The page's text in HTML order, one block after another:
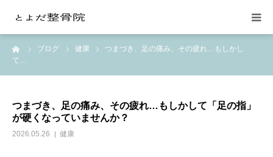
ブログ 健康
つまづき、足の痛み、その疲れ…もしかし
て…
つまづき、足の痛み、その疲れ…もしかして「足の指」
が硬くなっていませんか？
2026.05.26 健康
当院の紹介
交通事故の治療